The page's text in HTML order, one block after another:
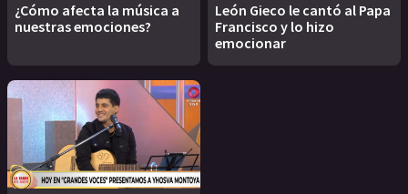
¿Cómo afecta la música a
nuestras emociones?
León Gieco le cantó al Papa
Francisco y lo hizo
emocionar